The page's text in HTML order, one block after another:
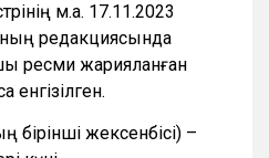
м.а. 17.11.2023
редакциясында
ресми жарияланған
енгізілген.
жексенбісі) –